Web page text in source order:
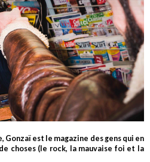
est le magazine des gens qui en
choses (le rock, la mauvaise foi et la